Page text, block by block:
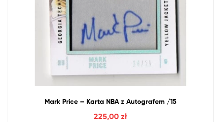
Mark Price – Karta NBA zAutografem /15
225,00 zł